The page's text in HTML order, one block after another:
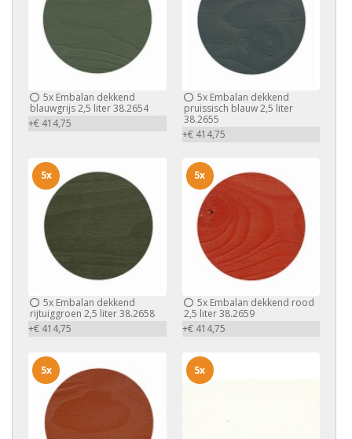
5x Embalan dekkend
blauwgrijs 2,5 liter 38.2654
+€ 414,75
5xEmbalan dekkend
pruissisch blauw 2,5 liter
38.2655
+€ 414,75
5x Embalan dekkend
rijtuiggroen 2,5 liter 38.2658
+€ 414,75
5x
5xEmbalan dekkend rood
2,5 liter 38.2659
+€ 414,75
5x
5x 5x